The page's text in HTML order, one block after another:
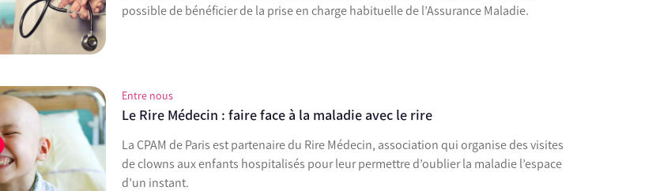
possible de bénéficier de la prise en charge habituelle de l’Assurance Maladie.
Entre nous
Le Rire Médecin : faire face à la maladie avec le rire
La CPAM de Paris est partenaire du Rire Médecin, association qui organise des visites
de clowns aux enfants hospitalisés pour leur permettre d’oublier la maladie l’espace
d’un instant.